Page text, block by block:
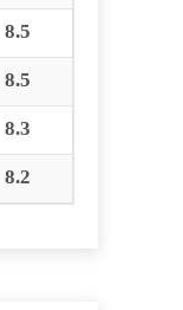
8.5
8.5
8.3
8.2